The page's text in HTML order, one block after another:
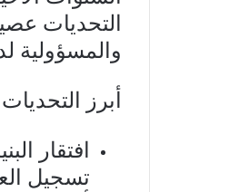
التحديات
والمسؤولية
أبرز
افتقار
تسجيل